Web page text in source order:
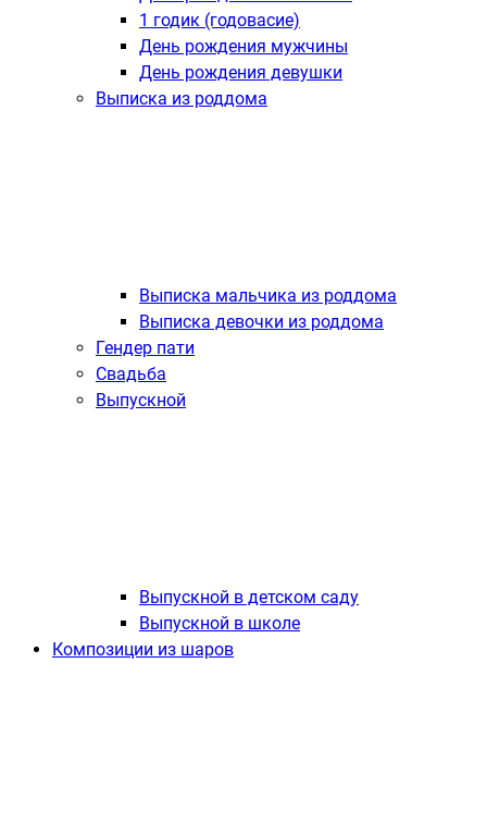
1 годик (годовасие)
День рождения мужчины
День рождения девушки
Выписка из роддома
Выписка мальчика из роддома
Выписка девочки из роддома
Гендер пати
Свадьба
Выпускной
Выпускной в детском саду
Выпускной в школе
Композиции из шаров